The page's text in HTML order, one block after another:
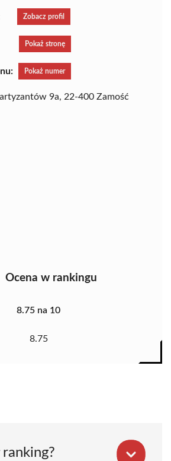
Zobacz profil
Pokaż stronę
Pokaż numer
9a, 22-400 Zamość
Ocena w rankingu
8.75 na 10
8.75
ranking?